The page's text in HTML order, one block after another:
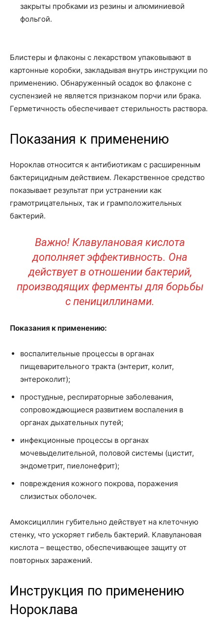
закрыты пробками из резины и алюминиевой
фольгой.
Блистеры и флаконы с лекарством упаковывают в
картонные коробки, закладывая внутрь инструкции по
применению. Обнаруженный осадок во флаконе с
суспензией не является признаком порчи или брака.
Герметичность обеспечивает стерильность раствора.
Показания к применению
Нороклав относится к антибиотикам с расширенным
бактерицидным действием. Лекарственное средство
показывает результат при устранении как
грамотрицательных, так и грамположительных
бактерий.
Важно! Клавулановая кислота
дополняет эффективность. Она
действует в отношении бактерий,
производящих ферменты для борьбы
с пенициллинами.
Показания к применению:
воспалительные процессы в органах
пищеварительного тракта (энтерит, колит,
энтероколит);
простудные, респираторные заболевания,
сопровождающиеся развитием воспаления в
органах дыхательных путей;
инфекционные процессы в органах
мочевыделительной, половой системы (цистит,
эндометрит, пиелонефрит);
повреждения кожного покрова, поражения
слизистых оболочек.
Амоксициллин губительно действует на клеточную
стенку, что ускоряет гибель бактерий. Клавулановая
кислота – вещество, обеспечивающее защиту от
повторных заражений.
Инструкция по применению
Нороклава